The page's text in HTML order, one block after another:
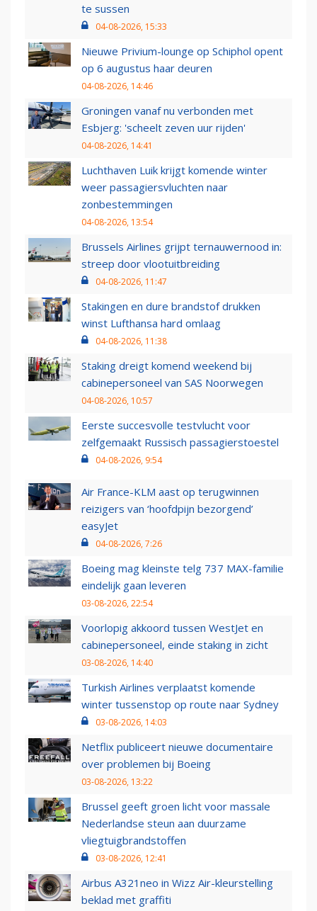
te sussen
04-08-2026, 15:33
Nieuwe Privium-lounge op Schiphol opent
op 6 augustus haar deuren
04-08-2026, 14:46
Groningen vanaf nu verbonden met
Esbjerg: 'scheelt zeven uur rijden'
04-08-2026, 14:41
Luchthaven Luik krijgt komende winter
weer passagiersvluchten naar
zonbestemmingen
04-08-2026, 13:54
Brussels Airlines grijpt ternauwernood in:
streep door vlootuitbreiding
04-08-2026, 11:47
Stakingen en dure brandstof drukken
winst Lufthansa hard omlaag
04-08-2026, 11:38
Staking dreigt komend weekend bij
cabinepersoneel van SAS Noorwegen
04-08-2026, 10:57
Eerste succesvolle testvlucht voor
zelfgemaakt Russisch passagierstoestel
04-08-2026, 9:54
Air France-KLM aast op terugwinnen
reizigers van ‘hoofdpijn bezorgend’
easyJet
04-08-2026, 7:26
Boeing mag kleinste telg 737 MAX-familie
eindelijk gaan leveren
03-08-2026, 22:54
Voorlopig akkoord tussen WestJet en
cabinepersoneel, einde staking in zicht
03-08-2026, 14:40
Turkish Airlines verplaatst komende
winter tussenstop op route naar Sydney
03-08-2026, 14:03
Netflix publiceert nieuwe documentaire
over problemen bij Boeing
03-08-2026, 13:22
Brussel geeft groen licht voor massale
Nederlandse steun aan duurzame
vliegtuigbrandstoffen
03-08-2026, 12:41
Airbus A321neo in Wizz Air-kleurstelling
beklad met graffiti